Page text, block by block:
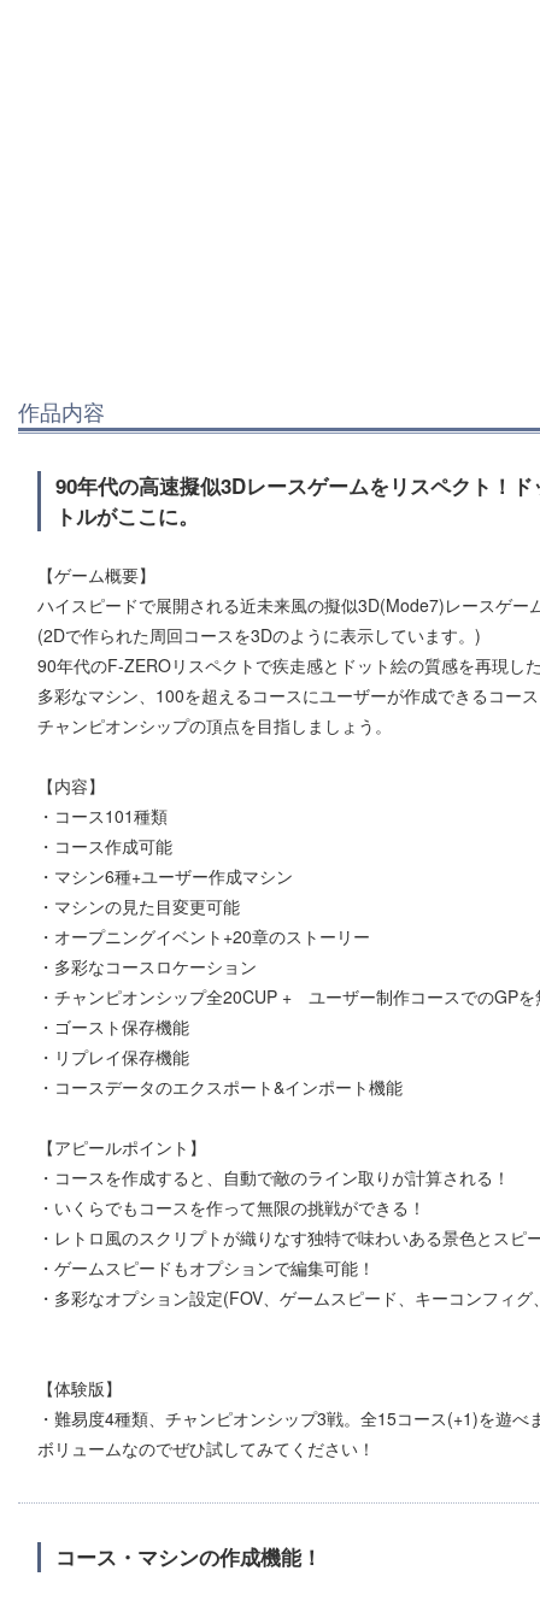
作品内容
90年代の高速擬似3Dレースゲームをリスペクト！
トルがここに。
【ゲーム概要】
ハイスピードで展開される近未来風の擬似3D(Mode7)レースゲー
(2Dで作られた周回コースを3Dのように表示しています。)
90年代のF-ZEROリスペクトで疾走感とドット絵の質感を再現し
多彩なマシン、100を超えるコースにユーザーが作成できるコー
チャンピオンシップの頂点を目指しましょう。
【内容】
・コース101種類
・コース作成可能
・マシン6種+ユーザー作成マシン
・マシンの見た目変更可能
・オープニングイベント+20章のストーリー
・多彩なコースロケーション
・チャンピオンシップ全20CUP + ユーザー制作コースでのGP
・ゴースト保存機能
・リプレイ保存機能
・コースデータのエクスポート&インポート機能
【アピールポイント】
・コースを作成すると、自動で敵のライン取りが計算される！
・いくらでもコースを作って無限の挑戦ができる！
・レトロ風のスクリプトが織りなす独特で味わいある景色とスピ
・ゲームスピードもオプションで編集可能！
・多彩なオプション設定(FOV、ゲームスピード、キーコンフィ
【体験版】
・難易度4種類、チャンピオンシップ3戦。全15コース(+1)を遊
ボリュームなのでぜひ試してみてください！
コース・マシンの作成機能！